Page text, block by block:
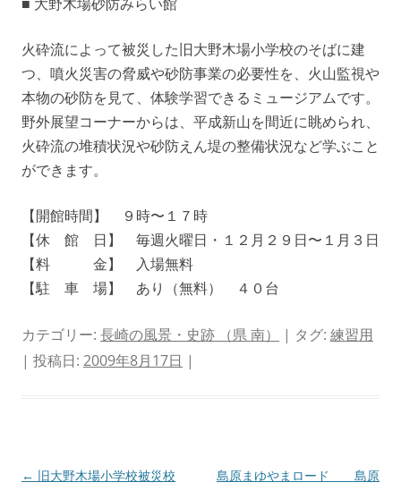
火砕流によって被災した旧大野木場小学校のそばに建
つ、噴火災害の脅威や砂防事業の必要性を、火山監視や
本物の砂防を見て、体験学習できるミュージアムです。
野外展望コーナーからは、平成新山を間近に眺められ、
火砕流の堆積状況や砂防えん堤の整備状況など学ぶこと
ができます。
【開館時間】 ９時〜１７時
【休 館 日】 毎週火曜日・１２月２９日〜１月３日
【料 金】 入場無料
【駐 車 場】 あり（無料） ４０台
カテゴリー: 長崎の風景・史跡 （県 南） | タグ: 練習用
| 投稿日: 2009年8月17日 |
投
← 旧大野木場小学校被災校
島原まゆやまロード 島原